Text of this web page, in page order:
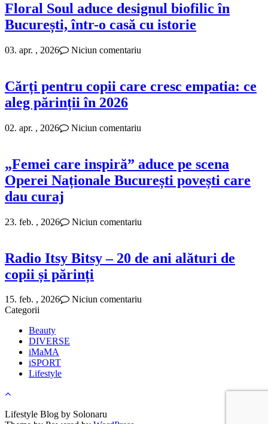
Floral Soul aduce designul biofilic în
București, într-o casă cu istorie
03. apr. , 2026 Niciun comentariu
Cărți pentru copii care cresc empatia: ce
aleg părinții în 2026
02. apr. , 2026 Niciun comentariu
„Femei care inspiră” aduce pe scena
Operei Naționale București povești care
dau curaj
23. feb. , 2026 Niciun comentariu
Radio Itsy Bitsy – 20 de ani alături de
copii și părinți
15. feb. , 2026
Niciun comentariu
Categorii
Beauty
DIVERSE
iMaMA
iSPORT
Lifestyle
Lifestyle Blog by Solonaru